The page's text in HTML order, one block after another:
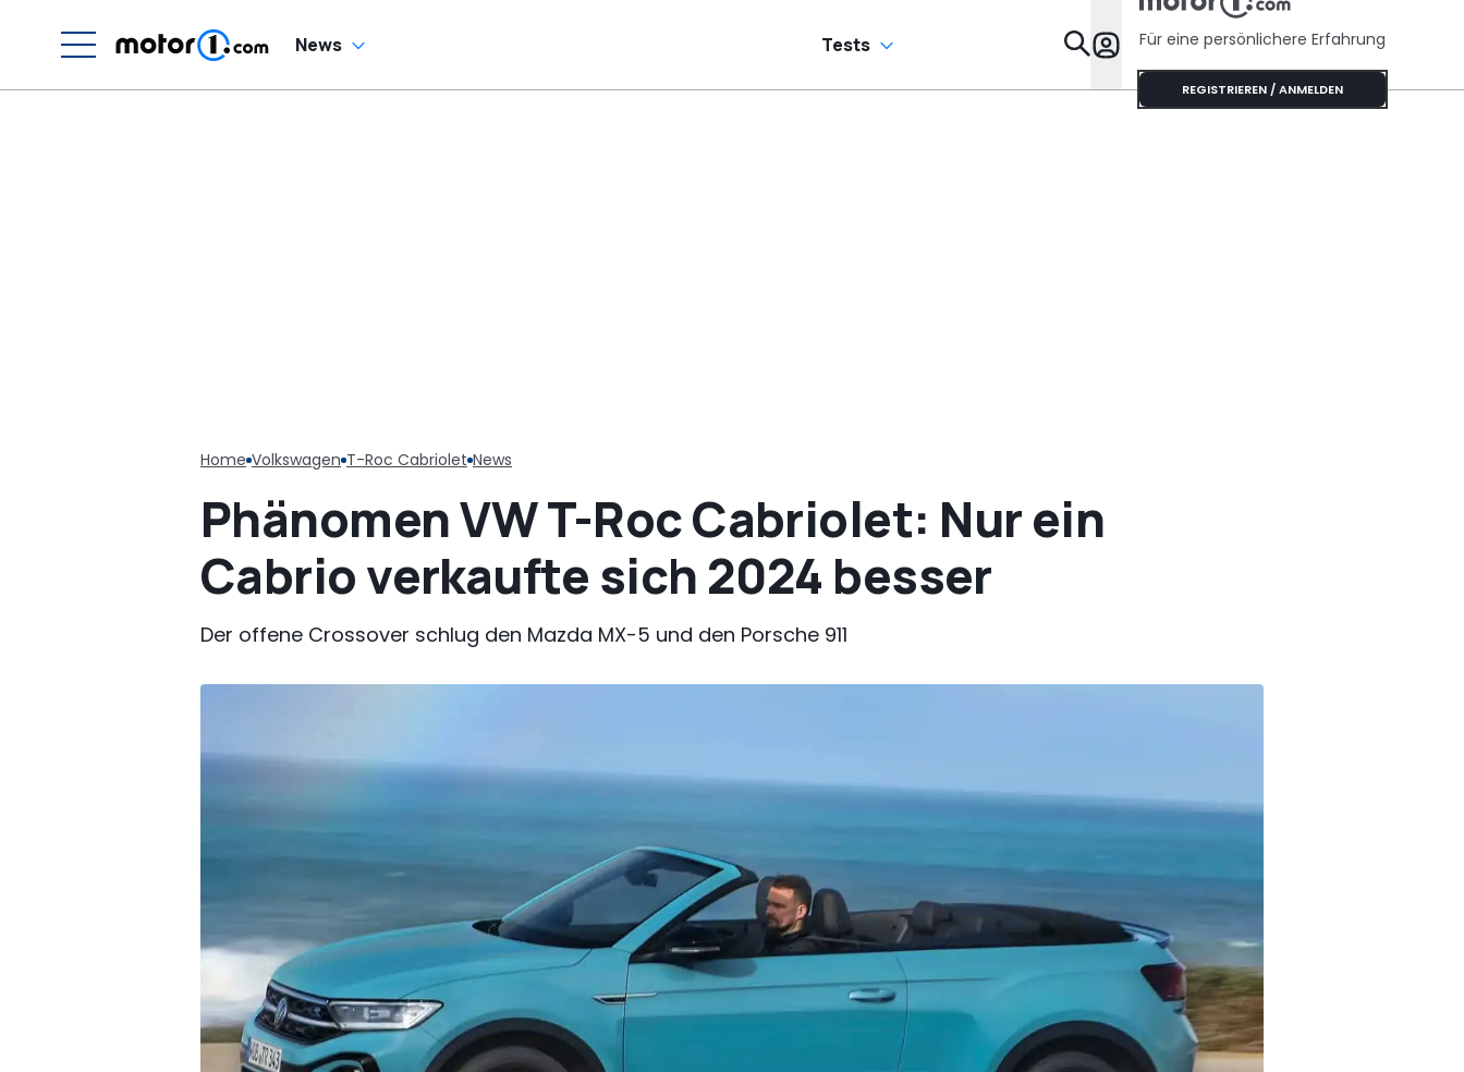
News Tests Specials
Für eine persönlichere Erfahrung
REGISTRIEREN / ANMELDEN
Home Volkswagen T-Roc Cabriolet News
Phänomen VW T-Roc Cabriolet: Nur ein
Cabrio verkaufte sich 2024 besser
Der offene Crossover schlug den Mazda MX-5 und den Porsche 911
Sechszylinder-